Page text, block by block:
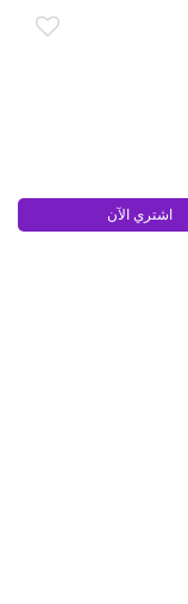
اشتري الآن